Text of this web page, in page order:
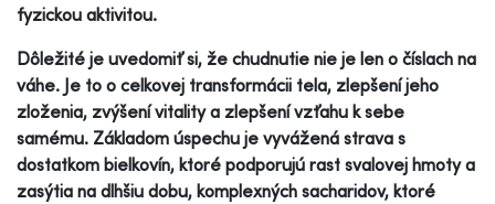
fyzickou aktivitou.
Dôležité je uvedomiť si, že chudnutie nie je len o číslach na
váhe. Je to o celkovej transformácii tela, zlepšení jeho
zloženia, zvýšení vitality a zlepšení vzťahu k sebe
samému. Základom úspechu je vyvážená strava s
dostatkom bielkovín, ktoré podporujú rast svalovej hmoty a
zasýtia na dlhšiu dobu, komplexných sacharidov, ktoré